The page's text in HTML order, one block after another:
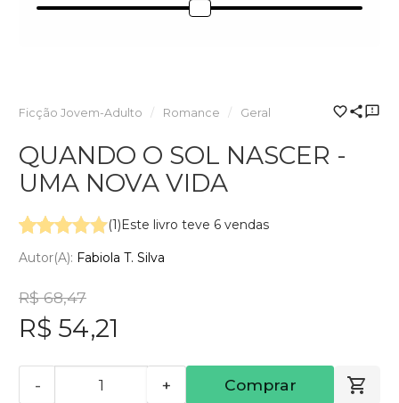
Ficção Jovem-Adulto Romance Geral
QUANDO O SOL NASCER -
UMA NOVA VIDA
(1) Este livro teve 6 vendas
Autor(a): Fabiola T. Silva
R$ 68,47
R$ 54,21
- + Comprar